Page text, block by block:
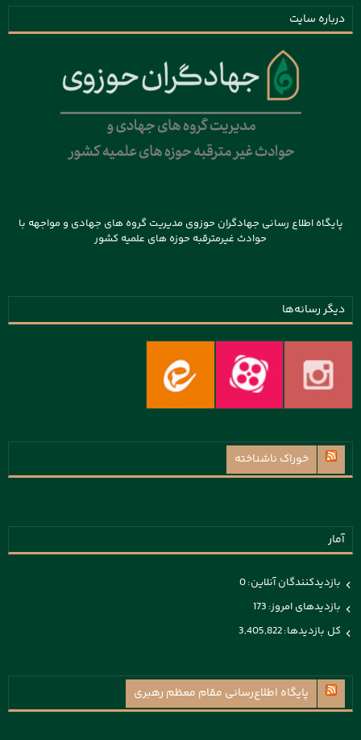
درباره سایت
پایگاه اطلاع رسانی جهادگران حوزوی مدیریت گروه های جهادی و مواجهه با
حوادث غیرمترقبه حوزه های علمیه کشور
دیگر رسانه‌ها
خوراک ناشناخته
آمار
بازدیدکنندگان آنلاین:0
بازدیدهای امروز: 173
کل بازدیدها:3,405,822
پايگاه اطلاع‌رسانی مقام معظم رهبری